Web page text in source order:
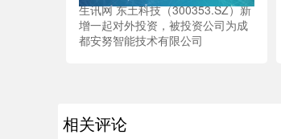
生讯网 东土科技（300353.SZ）新
增一起对外投资，被投资公司为成
都安努智能技术有限公司
相关评论